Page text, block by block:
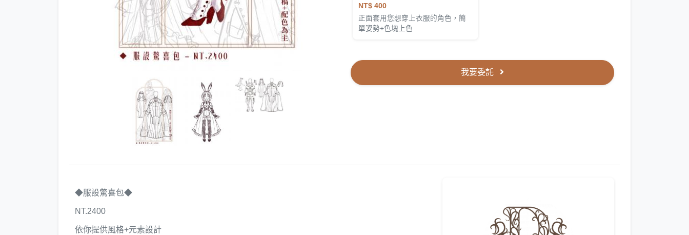
NT$ 400
正面套用您想穿上衣服的角色，簡
單姿勢+色塊上色
我要委託
◆服設驚喜包◆
NT.2400
依你提供風格+元素設計